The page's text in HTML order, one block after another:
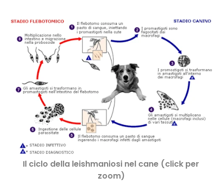
Il ciclo della leishmaniosi nel cane (click per
zoom)